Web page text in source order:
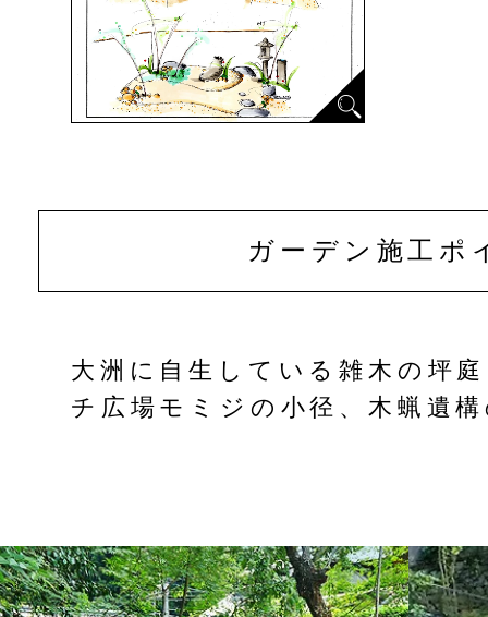
ガーデン 施工ポ
大洲に自生している雑木の坪
チ広場モミジの小径、木蝋遺